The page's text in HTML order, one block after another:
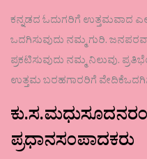
ಕನ್ನಡದ ಓದುಗರಿಗೆ ಉತ್ತಮವಾದ
ಒದಗಿಸುವುದು ನಮ್ಮ ಗುರಿ.
ಪ್ರಕಟಿಸುವುದು ನಮ್ಮ ನಿಲುವು.
ಉತ್ತಮ ಬರಹಗಾರರಿಗೆ
ಪ್ರಧಾನಸಂಪಾದಕರು